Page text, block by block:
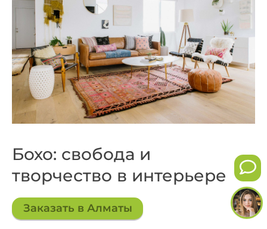
Бохо: свобода и
творчество в интерьере
Заказать в Алматы